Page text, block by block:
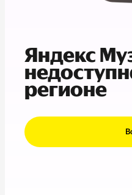
Яндекс
регионе